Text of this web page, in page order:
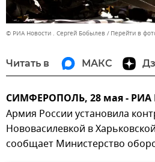
© РИА Новости . Сергей Бобылев Перейти в
Читать в МАКС
СИМФЕРОПОЛЬ,28 мая -
Армия России установила
Нововасилевкой в
сообщает Министерство